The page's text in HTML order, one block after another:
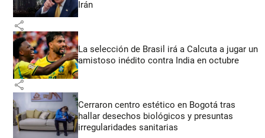
Irán
share
La selección de Brasil irá a Calcuta a jugar un
amistoso inédito contra India en octubre
share
Cerraron centro estético en Bogotá tras
hallar desechos biológicos y presuntas
irregularidades sanitarias